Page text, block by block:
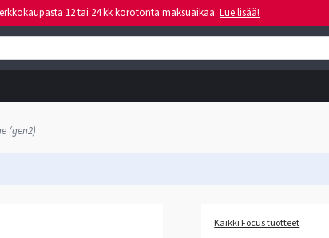
12 tai 24 kk korotonta maksuaikaa. Lue lisää!
(gen2)
Kaikki Focus tuotteet